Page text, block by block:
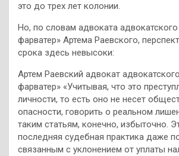
это до трех лет колонии.
Но, по словам адвоката
фарватер» Артема Раевского,
срока здесь невысоки:
Артем Раевский адвокат
фарватер» «Учитывая, что это
личности, то есть оно не несет
опасности, говорить о реальном
таким статьям, конечно, избыточно.
последняя судебная практика даже
связанным с уклонением от уплаты